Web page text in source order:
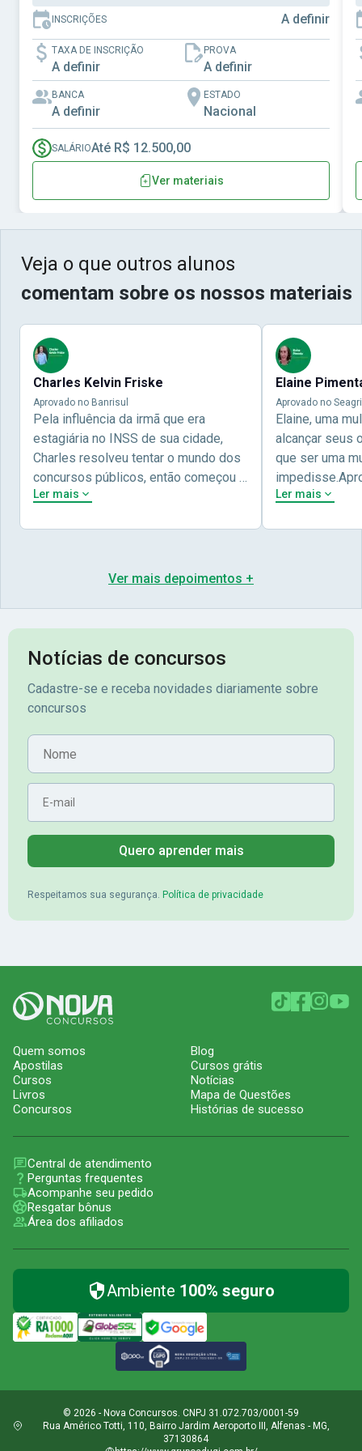
INSCRIÇÕES A definir
TAXA DE INSCRIÇÃO
A definir
PROVA
A definir
BANCA
A definir
ESTADO
Nacional
SALÁRIOAté R$ 12.500,00
Ver materiais
Veja o que outros alunos
comentam sobre os nossos materiais
Charles Kelvin Friske
Aprovado no Banrisul
Pela influência da irmã que era
estagiária no INSS de sua cidade,
Charles resolveu tentar o mundo dos
concursos públicos, então começou a
estudar com contéudo gratuito que a
preparação completa, e o resultado
abriu o concurso para o Banco da sua
cidade, o Banrisul. Se tornou
assinante premium e em seguida
mérito no concurso do
Banrisul.Charles Kelvin Friske -
Ler mais
Elaine
Aprovado no
Elaine, uma
alcançar seus
que ser uma
concursos
sua vida e
obstáculos
Pimenta -
Ler mais
Ver mais depoimentos +
Notícias de concursos
Cadastre-se e receba novidades diariamente sobre
concursos
Nome
E-mail
Quero aprender mais
Respeitamos sua segurança. Política de privacidade
Quem somos
Apostilas
Cursos
Livros
Concursos
Blog
Cursos grátis
Notícias
Mapa de Questões
Histórias de sucesso
Central de atendimento
Perguntas frequentes
Acompanhe seu pedido
Resgatar bônus
Área dos afiliados
Ambiente 100% seguro
© 2026 - Nova Concursos. CNPJ 31.072.703/0001-59
Rua Américo Totti, 110, Bairro Jardim Aeroporto III, Alfenas - MG,
37130864